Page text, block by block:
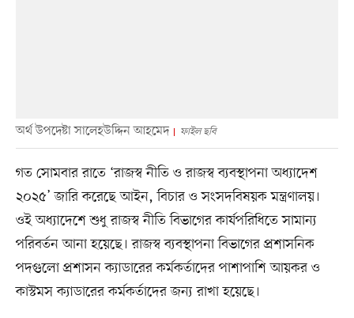
অর্থ উপদেষ্টা সালেহউদ্দিন আহমেদ ফাইল ছবি
গত সোমবার রাতে ‘রাজস্ব নীতি ও রাজস্ব ব্যবস্থাপনা অধ্যাদেশ
২০২৫’ জারি করেছে আইন, বিচার ও সংসদবিষয়ক মন্ত্রণালয়।
ওই অধ্যাদেশে শুধু রাজস্ব নীতি বিভাগের কার্যপরিধিতে সামান্য
পরিবর্তন আনা হয়েছে। রাজস্ব ব্যবস্থাপনা বিভাগের প্রশাসনিক
পদগুলো প্রশাসন ক্যাডারের কর্মকর্তাদের পাশাপাশি আয়কর ও
কাস্টমস ক্যাডারের কর্মকর্তাদের জন্য রাখা হয়েছে।